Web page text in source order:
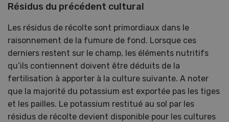
Résidus du précédent cultural
Les résidus de récolte sont primordiaux dans le
raisonnement de la fumure de fond. Lorsque ces
derniers restent sur le champ, les éléments nutritifs
qu’ils contiennent doivent être déduits de la
fertilisation à apporter à la culture suivante. A noter
que la majorité du potassium est exportée pas les tiges
et les pailles. Le potassium restitué au sol par les
résidus de récolte devient disponible pour les cultures